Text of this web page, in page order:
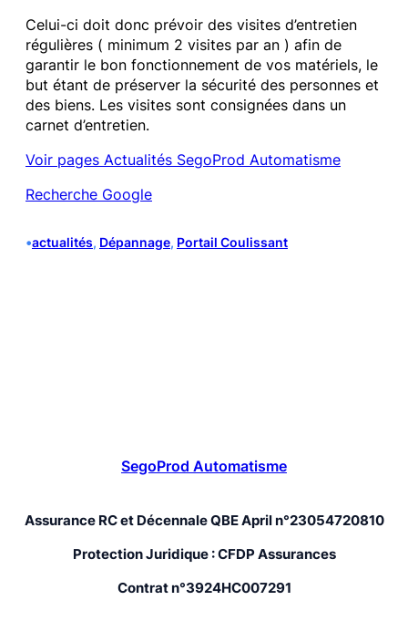
Celui-ci doit donc prévoir des visites d’entretien
régulières ( minimum 2 visites par an ) afin de
garantir le bon fonctionnement de vos matériels, le
but étant de préserver la sécurité des personnes et
des biens. Les visites sont consignées dans un
carnet d’entretien.
Voir pages Actualités SegoProd Automatisme
Recherche Google
•actualités, Dépannage, Portail Coulissant
SegoProd Automatisme
Assurance RC et Décennale QBE April n°23054720810
Protection Juridique : CFDP Assurances
Contrat n°3924HC007291